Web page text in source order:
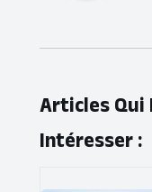
Articles Qui
Intéresser :